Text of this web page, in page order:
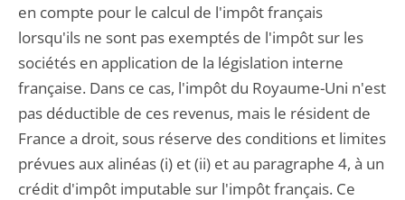
en compte pour le calcul de l'impôt français
lorsqu'ils ne sont pas exemptés de l'impôt sur les
sociétés en application de la législation interne
française. Dans ce cas, l'impôt du Royaume-Uni n'est
pas déductible de ces revenus, mais le résident de
France a droit, sous réserve des conditions et limites
prévues aux alinéas (i) et (ii) et au paragraphe 4, à un
crédit d'impôt imputable sur l'impôt français. Ce